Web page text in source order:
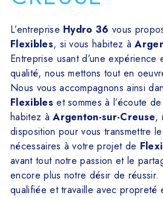
L’entreprise Hydro 36 vous
Flexibles, si vous habitez à
Entreprise usant d’une expérience
qualité, nous mettons tout en
Nous vous accompagnons ainsi
Flexibles et sommes à l’écoute
habitez àArgenton-sur-Creuse,
disposition pour vous transmettre
nécessaires à votre projet de
avant tout notre passion et le
encore plus notre désir de
qualifiée et travaille avec propreté